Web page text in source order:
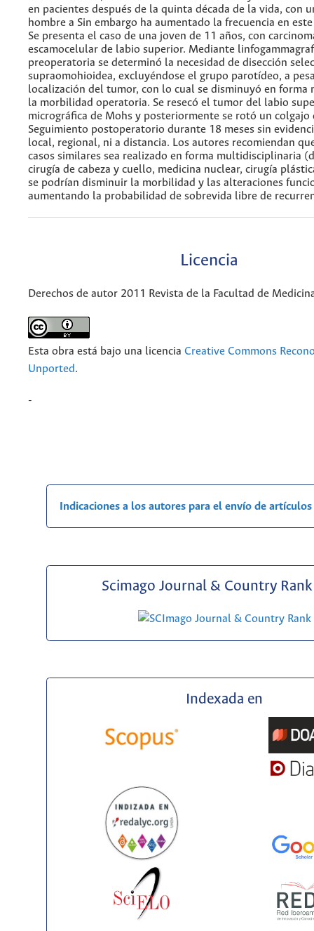
en pacientes después de la quinta década de la vida, con
hombre a Sin embargo ha aumentado la frecuencia en
Se presenta el caso de una joven de 11 años, con
escamocelular de labio superior. Mediante
preoperatoria se determinó la necesidad de disección
supraomohioidea, excluyéndose el grupo parotídeo, a
localización del tumor, con lo cual se disminuyó en forma
la morbilidad operatoria. Se resecó el tumor del labio
micrográfica de Mohs y posteriormente se rotó un colgajo
Seguimiento postoperatorio durante 18 meses sin
local, regional, ni a distancia. Los autores recomiendan
casos similares sea realizado en forma multidisciplinaria
cirugía de cabeza y cuello, medicina nuclear, cirugía
se podrían disminuir la morbilidad y las alteraciones
aumentando la probabilidad de sobrevida libre de
Licencia
Derechos de autor 2011 Revista de la Facultad de
Esta obra está bajo una licencia Creative Commons
Unported.
-
Indicaciones a los autores para el envío de artículos
Scimago Journal & Country Rank
Indexada en